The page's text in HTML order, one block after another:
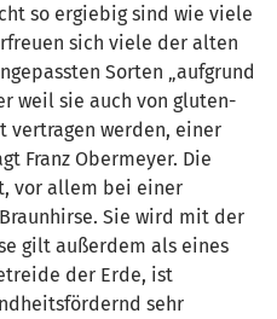
so ergiebig sind wie viele
sich viele der alten
Sorten „aufgrund
weil sie auch von gluten-
vertragen werden, einer
Franz Obermeyer. Die
vor allem bei einer
Sie wird mit der
gilt außerdem als eines
der Erde, ist
sehr